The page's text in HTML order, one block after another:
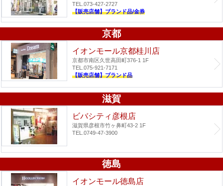
TEL.073-427-2727
【販売店舗】ブランド品/金券
京都
イオンモール京都桂川店
京都市南区久世高田町376-1 1F
TEL.075-921-7171
【販売店舗】ブランド品
滋賀
ビバシティ彦根店
滋賀県彦根市竹ヶ鼻町43-2 1F
TEL.0749-47-3900
徳島
イオンモール徳島店